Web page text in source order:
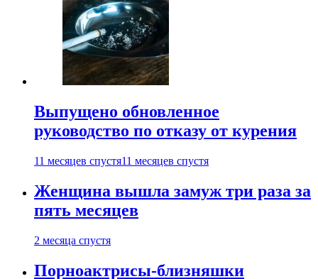
Выпущено обновленное
руководство по отказу от курения
11 месяцев спустя11 месяцев спустя
Женщина вышла замуж три раза за
пять месяцев
2 месяца спустя
Порноактрисы-близняшки